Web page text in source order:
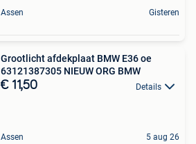
Assen Gisteren
Grootlicht afdekplaat BMW E36 oe
63121387305 NIEUW ORG BMW
€ 11,50 Details
Assen 5 aug 26